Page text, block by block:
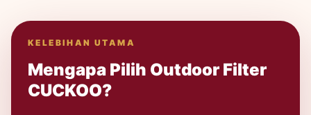
KELEBIHAN UTAMA
Mengapa Pilih Outdoor Filter
CUCKOO?